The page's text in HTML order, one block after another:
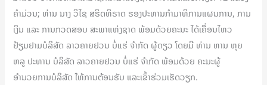
ຄໍາມ່ວນ; ທ່ານ ນາງ ວິໄຊ ສຮິດທິຣາດ ຮອງປະທານກຳມາທິການແຜນການ, ການ
ເງິນ ແລະ ການກວດສອບ ສະພາແຫ່ງຊາດ ພ້ອມດ້ວຍຄະນະ ໄດ້ເຄື່ອນໄຫວ
ຢ້ຽມຢາມບໍລິສັດ ລາວຄາຍຢວນ ບໍ່ແຮ່ ຈໍາກັດ ຜູ້ດຽວ ໂດຍມີ ທ່ານ ຫານ ຫຸຍ
ຫລູ ປະທານ ບໍລິສັດ ລາວຄາຍຢວນ ບໍ່ແຮ່ ຈຳກັດ ພ້ອມດ້ວຍ ຄະນະຜູ້
ອຳນວຍການບໍລິສັດ ໃຫ້ການຕ້ອນຮັບ ແລະເຂົ້າຮ່ວມເຮັດວຽກ.